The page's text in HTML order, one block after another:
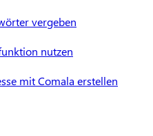
vergeben
nutzen
mit Comala erstellen